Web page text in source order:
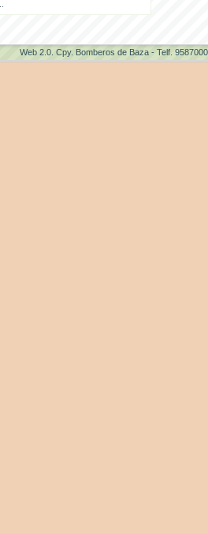
Web 2.0 . Cpy. Bomberos de Baza - Telf.